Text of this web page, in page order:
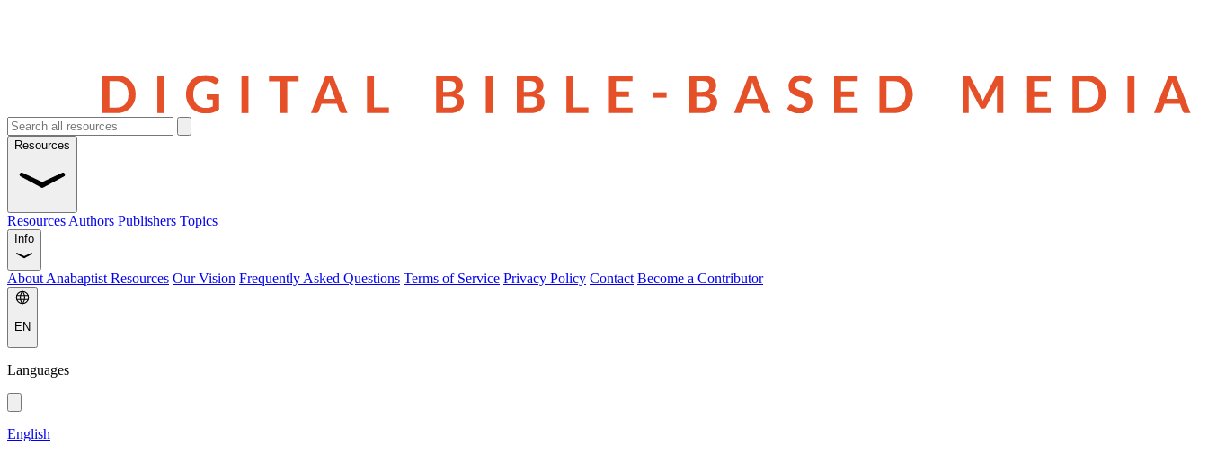
Resources
Resources Authors Publishers Topics
Info
About Anabaptist Resources Our Vision Frequently Asked Questions Terms of Service Privacy Policy Contact Become a Contributor
EN
Languages
English